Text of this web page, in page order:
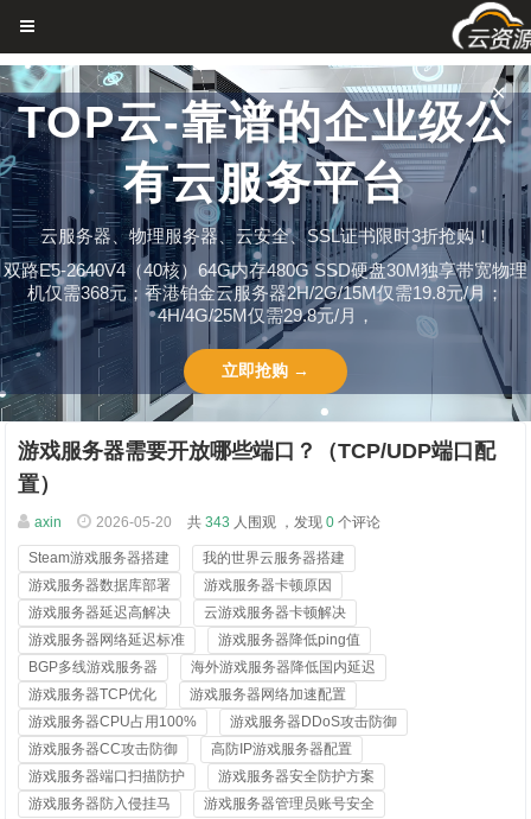
TOP云-靠谱的企业级公
有云服务平台
云服务器、物理服务器、云安全、SSL证书限时3折抢购！
双路E5-2640V4（40核）64G内存480G SSD硬盘30M独享带宽物理
机仅需368元；香港铂金云服务器2H/2G/15M仅需19.8元/月；
4H/4G/25M仅需29.8元/月，
立即抢购 →
✕
游戏服务器需要开放哪些端口？（TCP/UDP端口配
置）
axin 2026-05-20 共 343 人围观 ，发现 0 个评论
Steam游戏服务器搭建
我的世界云服务器搭建
游戏服务器数据库部署
游戏服务器卡顿原因
游戏服务器延迟高解决
云游戏服务器卡顿解决
游戏服务器网络延迟标准
游戏服务器降低ping值
BGP多线游戏服务器
海外游戏服务器降低国内延迟
游戏服务器TCP优化
游戏服务器网络加速配置
游戏服务器CPU占用100%
游戏服务器DDoS攻击防御
游戏服务器CC攻击防御
高防IP游戏服务器配置
游戏服务器端口扫描防护
游戏服务器安全防护方案
游戏服务器防入侵挂马
游戏服务器管理员账号安全